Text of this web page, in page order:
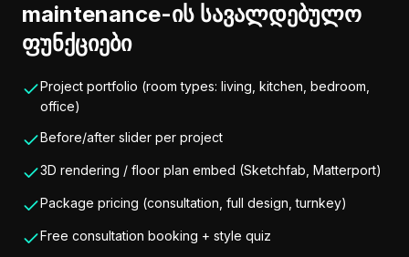
maintenance-ის სავალდებულო
ფუნქციები
Project portfolio (room types: living, kitchen, bedroom,
office)
Before/after slider per project
3D rendering / floor plan embed (Sketchfab, Matterport)
Package pricing (consultation, full design, turnkey)
Free consultation booking + style quiz